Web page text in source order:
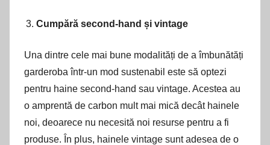
Cumpără second-hand și vintage
Una dintre cele mai bune modalități de a îmbunătăți
garderoba într-un mod sustenabil este să optezi
pentru haine second-hand sau vintage. Acestea au
o amprentă de carbon mult mai mică decât hainele
noi, deoarece nu necesită noi resurse pentru a fi
produse. În plus, hainele vintage sunt adesea de o